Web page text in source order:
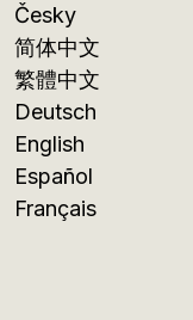
Česky
简体中文
繁體中文
Deutsch
English
Español
Français